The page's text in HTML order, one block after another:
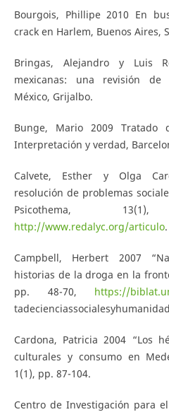
Bourgois, Phillipe 2010 En
crack en Harlem, Buenos Aires,
Bringas, Alejandro y Luis
mexicanas: una revisión
México, Grijalbo.
Bunge, Mario 2009 Tratado
Interpretación y verdad,
Calvete, Esther y Olga
resolución de problemas
Psicothema,
http://www.redalyc.org/articulo
Campbell, Herbert 2007
historias de la droga en la
pp. 48-70, https://
Cardona, Patricia 2004 “Los
culturales y consumo en
1(1), pp. 87-104.
Centro de Investigación para